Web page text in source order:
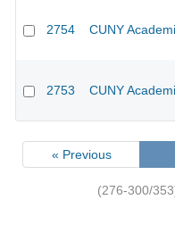
2754 CUNY
2753 CUNY
« Previous
(276-300/